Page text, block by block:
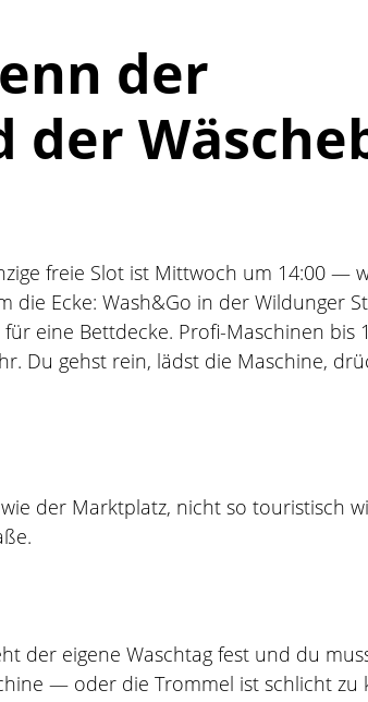
der
freie Slot ist Mittwoch um 14:00 —
die Ecke: Wash&Go in der Wildunger
eine Bettdecke. Profi-Maschinen bis
Du gehst rein, lädst die Maschine,
der Marktplatz, nicht so touristisch
der eigene Waschtag fest und du
— oder die Trommel ist schlicht zu